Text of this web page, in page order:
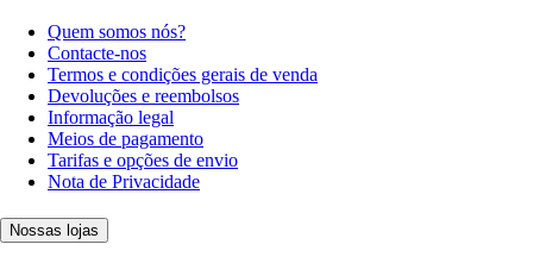
Quem somos nós?
Contacte-nos
Termos e condições gerais de venda
Devoluções e reembolsos
Informação legal
Meios de pagamento
Tarifas e opções de envio
Nota de Privacidade
Nossas lojas